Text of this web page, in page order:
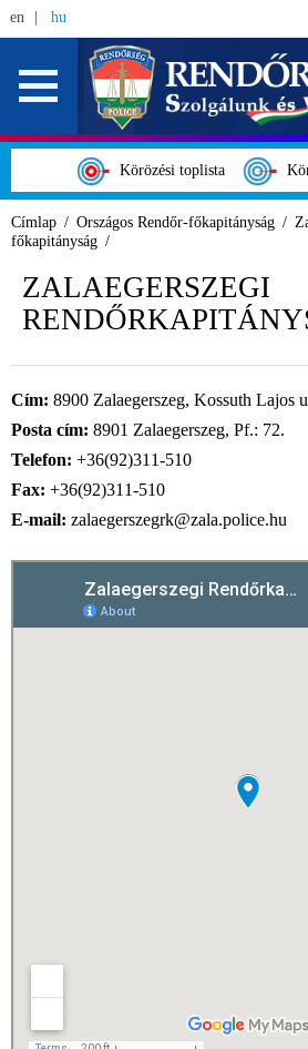
en hu
Körözési toplista
Címlap Országos Rendőr-főkapitányság
főkapitányság
ZALAEGERSZEGI
Cím: 8900 Zalaegerszeg, Kossuth Lajos
Posta cím: 8901 Zalaegerszeg, Pf.: 72.
Telefon: +36(92)311-510
Fax: +36(92)311-510
E-mail: zalaegerszegrk@zala.police.hu